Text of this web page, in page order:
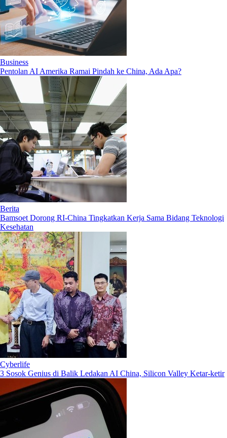
Business
Pentolan AI Amerika Ramai Pindah ke China, Ada Apa?
Berita
Bamsoet Dorong RI-China Tingkatkan Kerja Sama Bidang Teknologi
Kesehatan
Cyberlife
3 Sosok Genius di Balik Ledakan AI China, Silicon Valley Ketar-ketir